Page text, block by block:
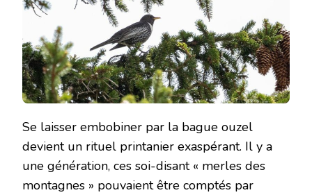
Se laisser embobiner par la bague ouzel
devient un rituel printanier exaspérant. Il y a
une génération, ces soi-disant « merles des
montagnes » pouvaient être comptés par